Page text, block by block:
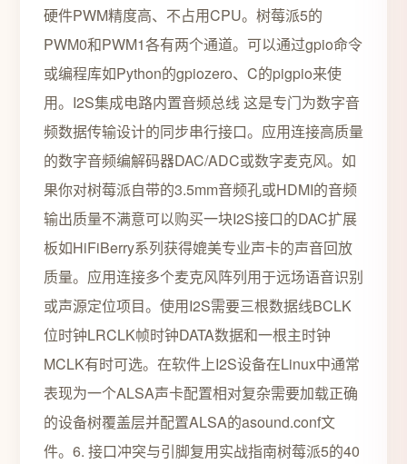
硬件PWM精度高、不占用CPU。树莓派5的
PWM0和PWM1各有两个通道。可以通过gpio命令
或编程库如Python的gpiozero、C的pigpio来使
用。I2S集成电路内置音频总线 这是专门为数字音
频数据传输设计的同步串行接口。应用连接高质量
的数字音频编解码器DAC/ADC或数字麦克风。如
果你对树莓派自带的3.5mm音频孔或HDMI的音频
输出质量不满意可以购买一块I2S接口的DAC扩展
板如HiFiBerry系列获得媲美专业声卡的声音回放
质量。应用连接多个麦克风阵列用于远场语音识别
或声源定位项目。使用I2S需要三根数据线BCLK
位时钟LRCLK帧时钟DATA数据和一根主时钟
MCLK有时可选。在软件上I2S设备在Linux中通常
表现为一个ALSA声卡配置相对复杂需要加载正确
的设备树覆盖层并配置ALSA的asound.conf文
件。6. 接口冲突与引脚复用实战指南树莓派5的40